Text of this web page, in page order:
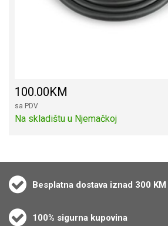
100.00KM
sa PDV
Na skladištu u Njemačkoj
Besplatna dostava iznad 300 KM
100% sigurna kupovina